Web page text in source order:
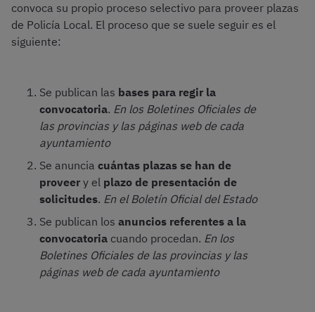
convoca su propio proceso selectivo para proveer plazas
de Policía Local. El proceso que se suele seguir es el
siguiente:
Se publican las bases para regir la
convocatoria. En los Boletines Oficiales de
las provincias y las páginas web de cada
ayuntamiento
Se anuncia cuántas plazas se han de
proveer y el plazo de presentación de
solicitudes. En el Boletín Oficial del Estado
Se publican los anuncios referentes a la
convocatoria cuando procedan. En los
Boletines Oficiales de las provincias y las
páginas web de cada ayuntamiento